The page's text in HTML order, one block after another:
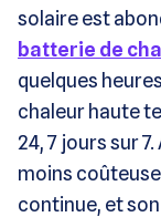
solaire est
batterie de
quelques
chaleur haute
24, 7 jours sur
moins
continue, et